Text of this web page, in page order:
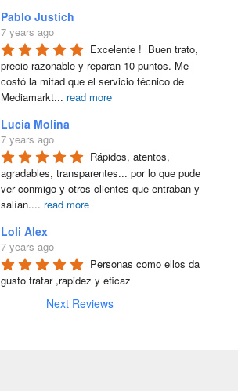
Pablo Justich
7 years ago
Excelente !  Buen trato,
precio razonable y reparan 10 puntos. Me
costó la mitad que el servicio técnico de
Mediamarkt... read more
Lucia Molina
7 years ago
Rápidos, atentos,
agradables, transparentes... por lo que pude
ver conmigo y otros clientes que entraban y
salían.... read more
Loli Alex
7 years ago
Personas como ellos da
gusto tratar ,rapidez y eficaz
Next Reviews